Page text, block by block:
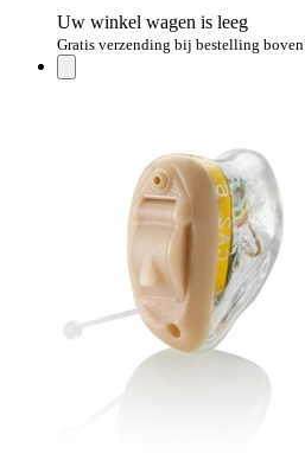
Uw winkel wagen is leeg
Gratis verzending bij bestelling boven